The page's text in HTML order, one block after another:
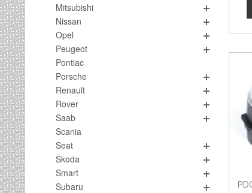
Mitsubishi
Nissan
Opel
Peugeot
Pontiac
Porsche
Renault
Rover
Saab
Scania
Seat
Škoda
Smart
Subaru